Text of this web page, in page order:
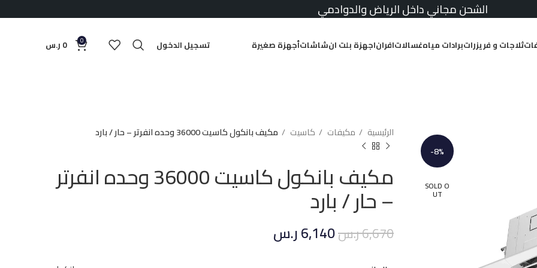
الشحن مجاني داخل الرياض والدوادمي
ثلاجات و فريزراتبرادات مياهغسالاتافراناجهزة بلت انشاشاتأجهزة صغيرة تسجيل الدخول 0
0 ر.س
-8%
SOLD O
UT
الرئيسية مكيفات كاسيت مكيف بانكول كاسيت 36000 وحده انفرتر – حار / بارد
مكيف بانكول كاسيت 36000 وحده انفرتر
– حار / بارد
6,670ر.س6,140ر.س